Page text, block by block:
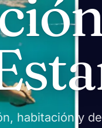
habitación y